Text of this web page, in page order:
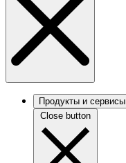
Продукты и сервисы
Close button